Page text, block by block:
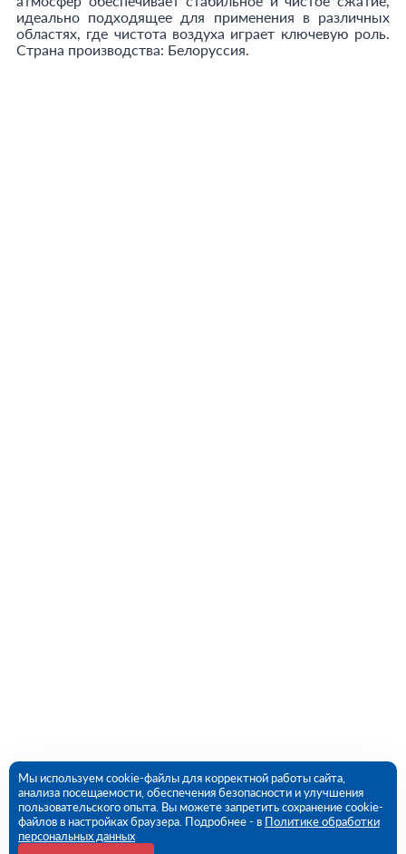
идеально подходящее для применения в различных
областях, где чистота воздуха играет ключевую роль.
Страна производства: Белоруссия.
Мы используем cookie-файлы для корректной работы сайта,
анализа посещаемости, обеспечения безопасности и улучшения
пользовательского опыта. Вы можете запретить сохранение cookie-
файлов в настройках браузера. Подробнее - в Политике обработки
персональных данных